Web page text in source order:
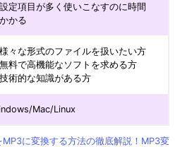
設定項目が多く使いこなすのに時間
かる
様々な形式のファイルを扱いたい方
無料で高機能なソフトを求める方
技術的な知識がある方
Mac/Linux
に変換する方法の徹底解説！MP3変